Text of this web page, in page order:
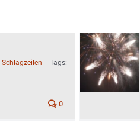
Schlagzeilen
Tags:
0